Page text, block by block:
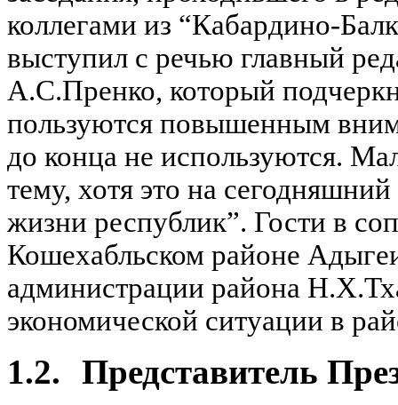
коллегами из “Кабардино-
выступил с речью главный
А.С.Пренко, который
пользуются повышенным
до конца не используются.
тему, хотя это на
жизни республик”. Гости в
Кошехабльском районе
администрации района
экономической ситуации в
1.2. Представитель